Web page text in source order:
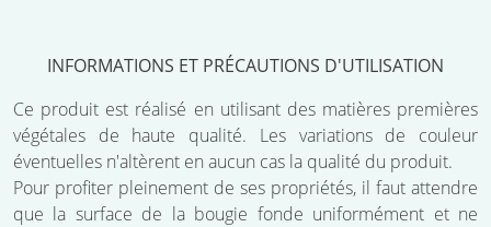
INFORMATIONS ET PRÉCAUTIONS D'UTILISATION
Ce produit est réalisé en utilisant des matières premières
végétales de haute qualité. Les variations de couleur
éventuelles n'altèrent en aucun cas la qualité du produit.
Pour profiter pleinement de ses propriétés, il faut attendre
que la surface de la bougie fonde uniformément et ne